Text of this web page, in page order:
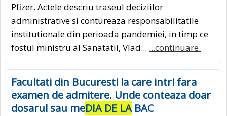
Pfizer. Actele descriu traseul deciziilor
administrative si contureaza responsabilitatile
institutionale din perioada pandemiei, in timp ce
fostul ministru al Sanatatii, Vlad... ...continuare.
Facultati din Bucuresti la care intri fara
examen de admitere. Unde conteaza doar
dosarul sau meDIA DE LABAC